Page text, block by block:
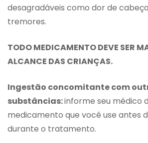
desagradáveis como dor de
tremores.
TODO MEDICAMENTO DEVE SER
ALCANCE DAS CRIANÇAS.
Ingestão concomitante com
substâncias:informe seu médico
medicamento que você use antes
durante o tratamento.